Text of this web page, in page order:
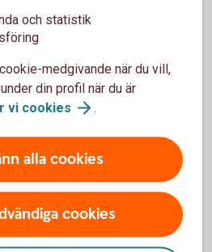
åldrar
pension
igång med
din framtida pension!
och statistik
medgivande när du vill,
din profil när du är
vi cookies .
alla cookies
cookies